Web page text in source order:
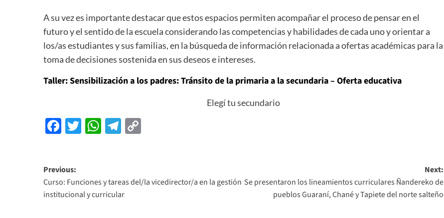
A su vez es importante destacar que estos espacios permiten acompañar el proceso de pensar en el
futuro y el sentido de la escuela considerando las competencias y habilidades de cada uno y orientar a
los/as estudiantes y sus familias, en la búsqueda de información relacionada a ofertas académicas para la
toma de decisiones sostenida en sus deseos e intereses.
Taller: Sensibilización a los padres: Tránsito de la primaria a la secundaria – Oferta educativa
Elegí tu secundario
Facebook
Twitter
WhatsApp
Telegram
Previous:
Curso: Funciones y tareas del/la vicedirector/a en la gestión
institucional y curricular
Next:
Se presentaron los lineamientos curriculares Ñandereko de
pueblos Guaraní, Chané y Tapiete del norte salteño